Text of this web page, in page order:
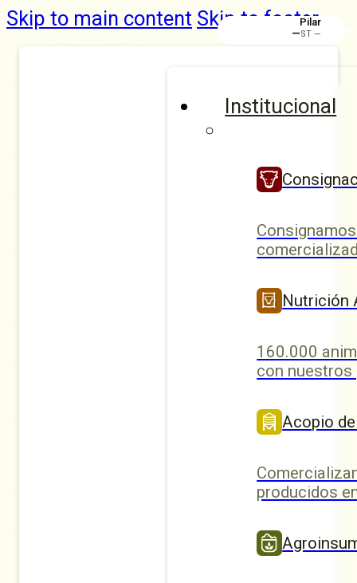
Skip to main content Skip to footer
Institucional
Nutrición
160.000
con
Acopio
producidos
Rafaela